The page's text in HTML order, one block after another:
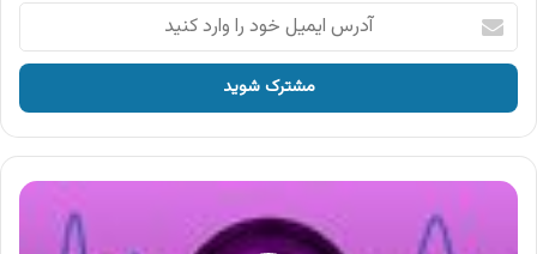
آدرس
ایمیل
خود
وارد
کنید
آگهی